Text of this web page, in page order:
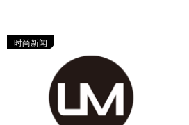
时尚新闻